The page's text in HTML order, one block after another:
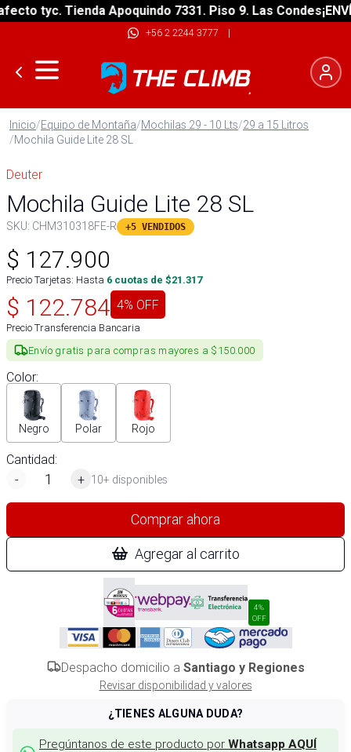
tyc. Tienda Apoquindo 7331. Piso 9. Las Condes¡ENVÍO
+56 2 2244 3777 |
Inicio/Equipo de Montaña/Mochilas 29 - 10 Lts/29 a 15 Litros
/Mochila Guide Lite 28 SL
Deuter
Mochila Guide Lite 28 SL
SKU: CHM310318FE-R +5 VENDIDOS
$ 127.900
Precio Tarjetas: Hasta 6 cuotas de $21.317
$ 122.784 4% OFF
Precio Transferencia Bancaria
Envío gratis para compras mayores a $150.000
Color:
Negro Polar Rojo
Cantidad:
-
+ 10+ disponibles
Comprar ahora
Agregar al carrito
4%
OFF
Despacho domicilio a Santiago y Regiones
Revisar disponibilidad y valores
¿TIENES ALGUNA DUDA?
Pregúntanos de este producto por Whatsapp AQUÍ